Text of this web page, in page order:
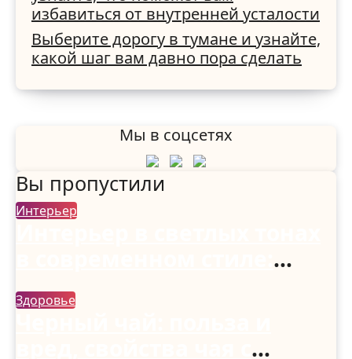
избавиться от внутренней усталости
Выберите дорогу в тумане и узнайте,
какой шаг вам давно пора сделать
Мы в соцсетях
Вы пропустили
Интерьер
спальня, гостиная, кухня,
прихожая и коридор
Здоровье